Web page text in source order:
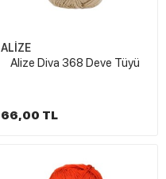
ALİZE
Alize Diva 368 Deve Tüyü
66,00 TL